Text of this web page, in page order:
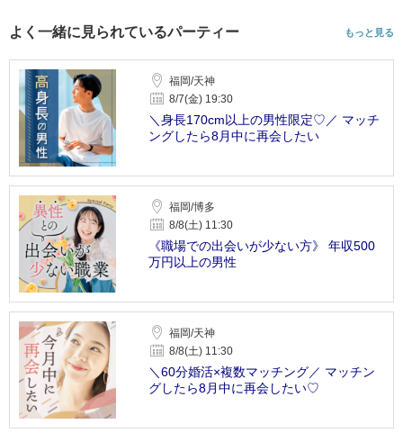
よく一緒に見られているパーティー もっと見る
福岡/天神
8/7(金) 19:30
＼身長170cm以上の男性限定♡／ マッチ
ングしたら8月中に再会したい
福岡/博多
8/8(土) 11:30
《職場での出会いが少ない方》 年収500
万円以上の男性
福岡/天神
8/8(土) 11:30
＼60分婚活×複数マッチング／ マッチン
グしたら8月中に再会したい♡